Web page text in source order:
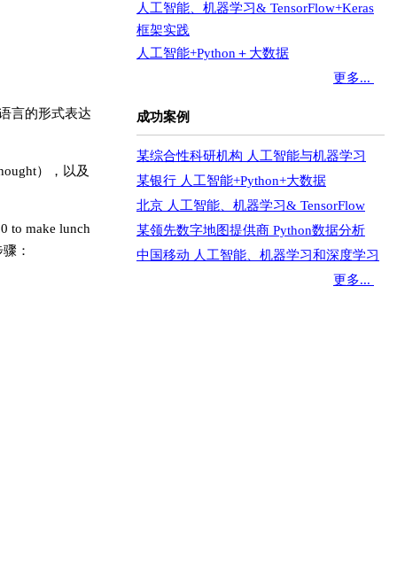
言的形式表达
），以及
to make lunch
：
人工智能、机器学习& TensorFlow+Keras
框架实践
人工智能+Python＋大数据
更多...
成功案例
某综合性科研机构 人工智能与机器学习
某银行 人工智能+Python+大数据
北京 人工智能、机器学习& TensorFlow
某领先数字地图提供商 Python数据分析
中国移动 人工智能、机器学习和深度学习
更多...